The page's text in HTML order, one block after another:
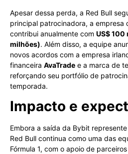
Apesar dessa perda, a Red Bull
principal patrocinadora, a empresa
contribui anualmente com US$ 100
milhões). Além disso, a equipe
novos acordos com a empresa
financeira AvaTrade e a marca de
reforçando seu portfólio de
temporada.
Impacto e
Embora a saída da Bybit
Red Bull continua como uma das
Fórmula 1, com o apoio de